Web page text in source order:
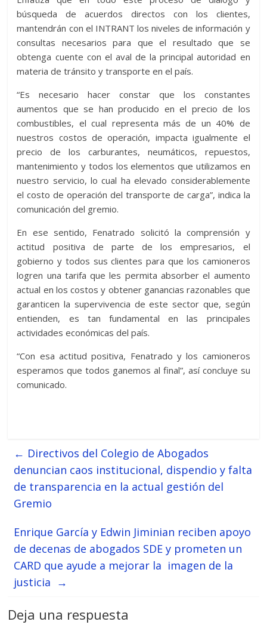
búsqueda de acuerdos directos con los clientes,
mantendrán con el INTRANT los niveles de información y
consultas necesarios para que el resultado que se
obtenga cuente con el aval de la principal autoridad en
materia de tránsito y transporte en el país.
“Es necesario hacer constar que los constantes
aumentos que se han producido en el precio de los
combustibles, el cual representa más de un 40% de
nuestros costos de operación, impacta igualmente el
precio de los carburantes, neumáticos, repuestos,
mantenimiento y todos los elementos que utilizamos en
nuestro servicio, lo cual ha elevado considerablemente
el costo de operación del transporte de carga”, indica la
comunicación del gremio.
En ese sentido, Fenatrado solicitó la comprensión y
actitud positiva de parte de los empresarios, el
gobierno y todos sus clientes para que los camioneros
logren una tarifa que les permita absorber el aumento
actual en los costos y obtener ganancias razonables que
garanticen la supervivencia de este sector que, según
entienden, es tan fundamental en las principales
actividades económicas del país.
“Con esa actitud positiva, Fenatrado y los camioneros
esperamos que todos ganemos al final”, así concluye su
comunicado.
← Directivos del Colegio de Abogados
denuncian caos institucional, dispendio y falta
de transparencia en la actual gestión del
Gremio
Enrique García y Edwin Jiminian reciben apoyo
de decenas de abogados SDE y prometen un
CARD que ayude a mejorar la imagen de la
justicia →
Deja una respuesta